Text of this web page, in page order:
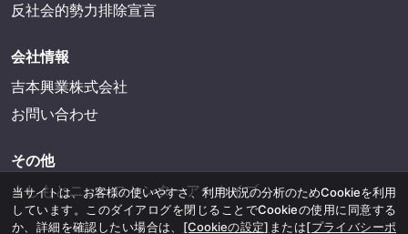
反社会的勢力排除宣言
会社情報
吉本興業株式会社
お問い合わせ
その他
よしもとニュースセンターアーカイブ
当サイトは、お客様の使いやすさ、利用状況の分析のためCookieを利用
しています。このダイアログを閉じることでCookieの使用に同意する
か、詳細を確認したい場合は、 [Cookieの設定] または[プライバシーポ